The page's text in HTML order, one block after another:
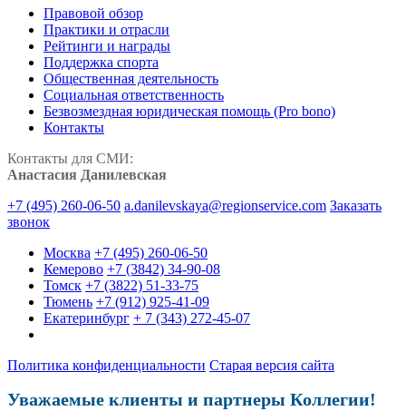
Правовой обзор
Практики и отрасли
Рейтинги и награды
Поддержка спорта
Общественная деятельность
Социальная ответственность
Безвозмездная юридическая помощь (Pro bono)
Контакты
Контакты для СМИ:
Анастасия Данилевская
+7 (495) 260-06-50 a.danilevskaya@regionservice.com Заказать
звонок
Москва +7 (495) 260-06-50
Кемерово +7 (3842) 34-90-08
Томск +7 (3822) 51-33-75
Тюмень +7 (912) 925-41-09
Екатеринбург + 7 (343) 272-45-07
Политика конфиденциальности Старая версия сайта
Уважаемые клиенты и партнеры Коллегии!